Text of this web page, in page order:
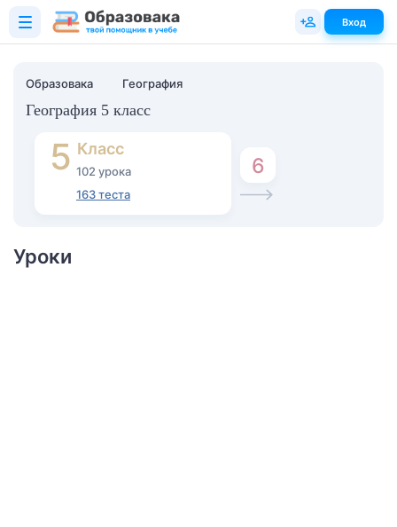
Образовака География
География 5 класс
5 Класс
102 урока
163 теста
6
Уроки
Вход